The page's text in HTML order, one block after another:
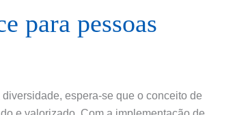
para pessoas
espera-se que o conceito de